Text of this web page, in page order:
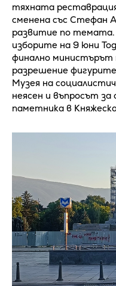
тяхната
сменена със Стефан
развитие по темата.
изборите на 9 юни
финално министърът
разрешение
Музея на
неясен и въпросът
паметника в